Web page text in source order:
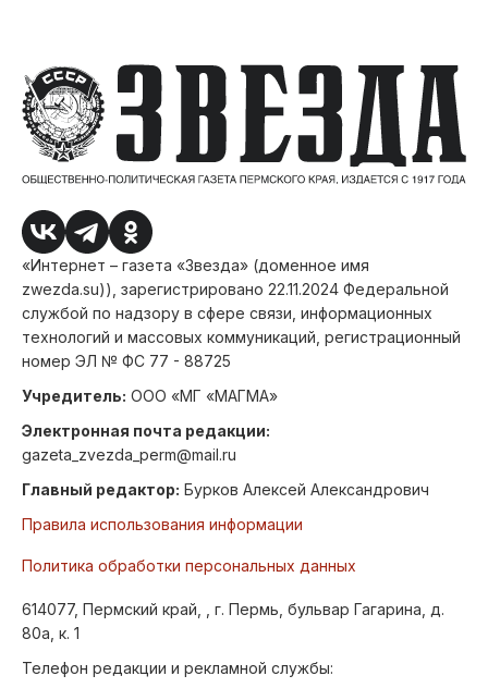
«Интернет – газета «Звезда» (доменное имя
zwezda.su)), зарегистрировано 22.11.2024 Федеральной
службой по надзору в сфере связи, информационных
технологий и массовых коммуникаций, регистрационный
номер ЭЛ № ФС 77 - 88725
Учредитель: ООО «МГ «МАГМА»
Электронная почта редакции:
gazeta_zvezda_perm@mail.ru
Главный редактор: Бурков Алексей Александрович
Правила использования информации
Политика обработки персональных данных
614077, Пермский край, , г. Пермь, бульвар Гагарина, д.
80а, к. 1
Телефон редакции и рекламной службы: